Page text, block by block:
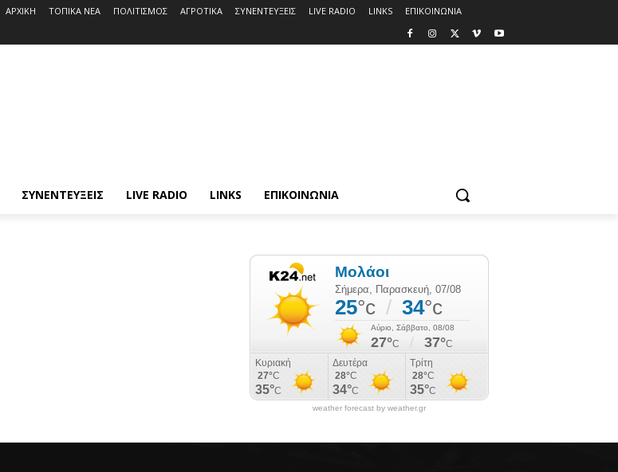
ΑΡΧΙΚΗ ΤΟΠΙΚΑ ΝΕΑ ΠΟΛΙΤΙΣΜΟΣ ΑΓΡΟΤΙΚΑ ΣΥΝΕΝΤΕΥΞΕΙΣ LIVE RADIO LINKS ΕΠΙΚΟΙΝΩΝΙΑ
ΣΥΝΕΝΤΕΥΞΕΙΣ LIVE RADIO LINKS ΕΠΙΚΟΙΝΩΝΙΑ
weather forecast by weather.gr